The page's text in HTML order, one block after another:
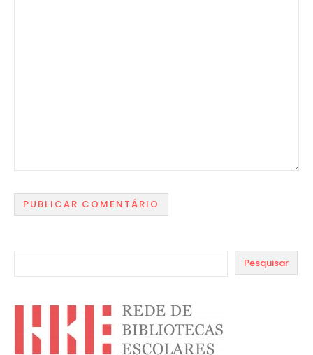
Pesquisar